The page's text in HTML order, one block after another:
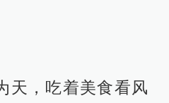
天，吃着美食看风